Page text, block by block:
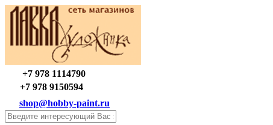
+7 978 1114790
+7 978 9150594
shop@hobby-paint.ru